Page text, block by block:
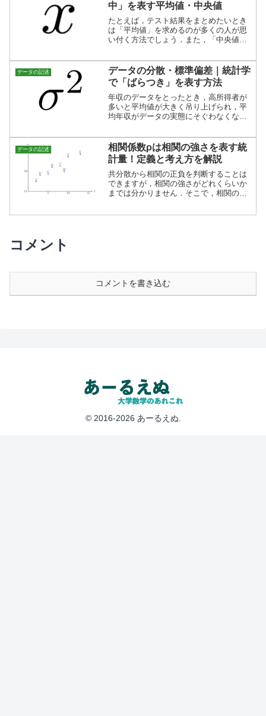
中」を表す平均値・中央値
たとえば，テスト結果をまとめたいとき
は「平均値」を求めるのが多くの人が思
い付く方法でしょう．また，「中央値」
られています．この記事では，データを
要約する重要な統計量として，「平均
値」と「中央値」を説明します．
データの記述
データの分散・標準偏差｜統計学
で「ばらつき」を表す方法
年収のデータをとったとき，高所得者が
多いと平均値が大きく吊り上げられ，平
均年収がデータの実態にそぐわなくなる
ばらつきが大きいとき，統計学では「分
散（標準偏差）が大きい」といいます．
データの記述
相関係数ρは相関の強さを表す統
計量！定義と考え方を解説
共分散から相関の正負を判断することは
できますが，相関の強さがどれくらいか
までは分かりません．そこで，相関の強
コメント
コメントを書き込む
© 2016-2026 あーるえぬ.